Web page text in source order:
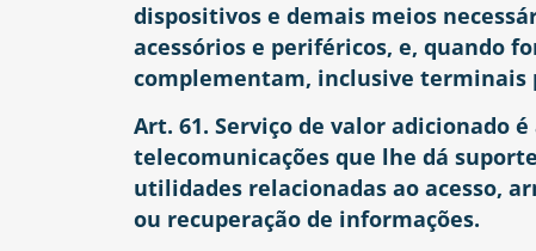
dispositivos e demais meios
acessórios e periféricos, e, quando
complementam, inclusive terminais
Art. 61. Serviço de valor adicionado
telecomunicações que lhe dá
utilidades relacionadas ao acesso,
ou recuperação de informações.